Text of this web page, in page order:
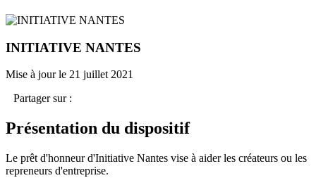
INITIATIVE NANTES
Mise à jour le 21 juillet 2021
Partager sur :
Présentation du dispositif
Le prêt d'honneur d'Initiative Nantes vise à aider les créateurs ou les
repreneurs d'entreprise.